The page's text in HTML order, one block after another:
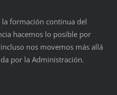
la formación continua del
hacemos lo posible por
nos movemos más allá
por la Administración.